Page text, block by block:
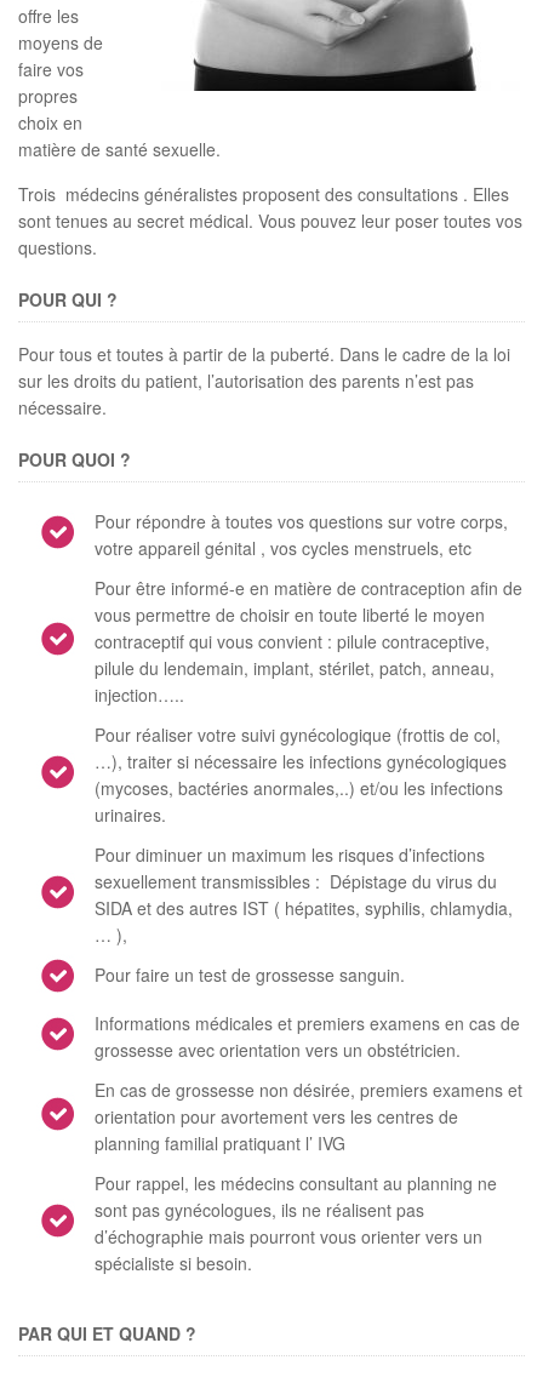
offre les
moyens de
faire vos
propres
choix en
matière de santé sexuelle.
Trois médecins généralistes proposent des consultations . Elles
sont tenues au secret médical. Vous pouvez leur poser toutes vos
questions.
POUR QUI ?
Pour tous et toutes à partir de la puberté. Dans le cadre de la loi
sur les droits du patient, l’autorisation des parents n’est pas
nécessaire.
POUR QUOI ?
Pour répondre à toutes vos questions sur votre corps,
votre appareil génital , vos cycles menstruels, etc
Pour être informé-e en matière de contraception afin de
vous permettre de choisir en toute liberté le moyen
contraceptif qui vous convient : pilule contraceptive,
pilule du lendemain, implant, stérilet, patch, anneau,
injection…..
Pour réaliser votre suivi gynécologique (frottis de col,
…), traiter si nécessaire les infections gynécologiques
(mycoses, bactéries anormales,..) et/ou les infections
urinaires.
Pour diminuer un maximum les risques d’infections
sexuellement transmissibles : Dépistage du virus du
SIDA et des autres IST ( hépatites, syphilis, chlamydia,
… ),
Pour faire un test de grossesse sanguin.
Informations médicales et premiers examens en cas de
grossesse avec orientation vers un obstétricien.
En cas de grossesse non désirée, premiers examens et
orientation pour avortement vers les centres de
planning familial pratiquant l’ IVG
Pour rappel, les médecins consultant au planning ne
sont pas gynécologues, ils ne réalisent pas
d’échographie mais pourront vous orienter vers un
spécialiste si besoin.
PAR QUI ET QUAND ?